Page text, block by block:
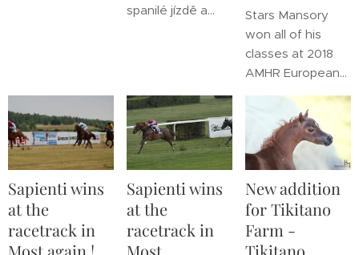
spanilé jízdě a
Regional
Championship v
Holandsku dne 11-
12/8/2018 získal
opět všechny
ceny a navíc
přidal 2018 AMHA
European
Stars Mansory
won all of his
classes at 2018
AMHR European
Nationals in
Incredible young
stallion! He could
not win more : )
Sapienti wins
at the
racetrack in
Most again !
Sapienti wins
at the
racetrack in
Most
New addition
for Tikitano
Farm -
Tikitano